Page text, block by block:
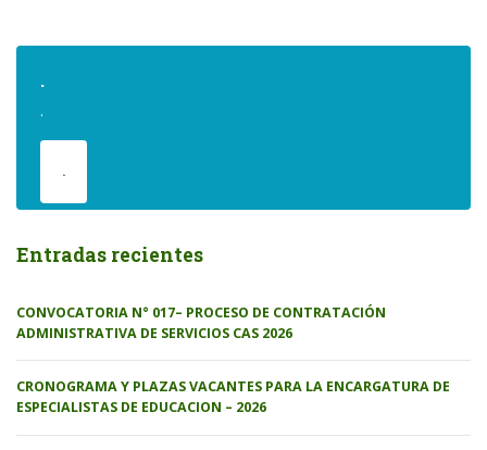
.
.
.
Entradas recientes
CONVOCATORIA N° 017– PROCESO DE CONTRATACIÓN
ADMINISTRATIVA DE SERVICIOS CAS 2026
CRONOGRAMA Y PLAZAS VACANTES PARA LA ENCARGATURA DE
ESPECIALISTAS DE EDUCACION – 2026